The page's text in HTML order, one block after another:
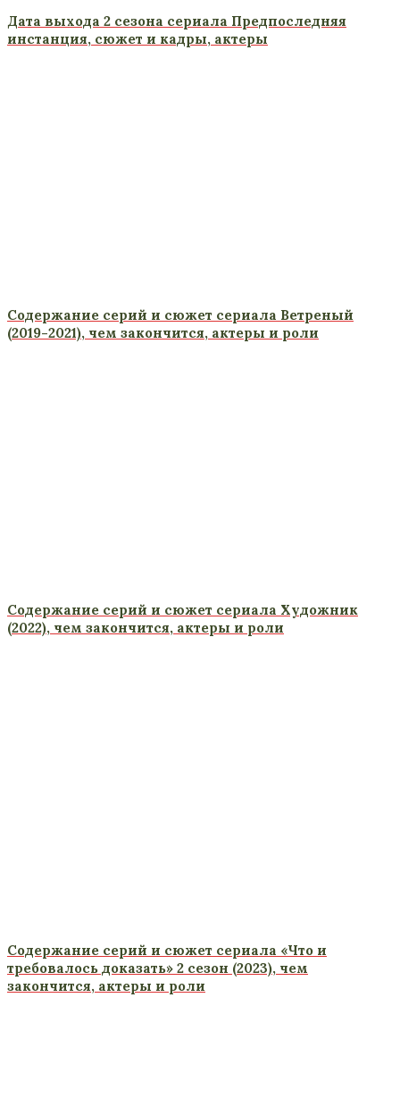
Дата выхода 2 сезона сериала Предпоследняя
инстанция, сюжет и кадры, актеры
Содержание серий и сюжет сериала Ветреный
(2019-2021), чем закончится, актеры и роли
Содержание серий и сюжет сериала Художник
(2022), чем закончится, актеры и роли
Содержание серий и сюжет сериала «Что и
требовалось доказать» 2 сезон (2023), чем
закончится, актеры и роли